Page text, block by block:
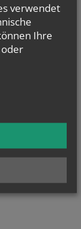
verwendet
Ihre